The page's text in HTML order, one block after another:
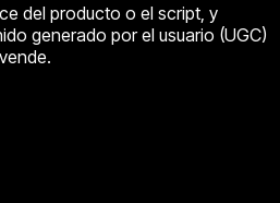
del producto o el script, y
generado por el usuario (UGC)